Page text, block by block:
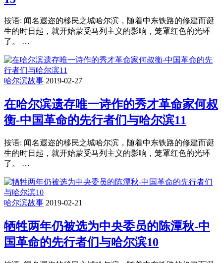
按语: 闻名遐迩的移民之城哈尔滨，随着中东铁路的修建而诞
生的时日起，就开始蒙受马列主义的影响，笼罩红色的光环
了。 …
哈尔滨故事 2019-02-27
在哈尔滨遗存唯一诗作的秀才革命家何叔
衡-中国革命的先行者们与哈尔滨11
按语: 闻名遐迩的移民之城哈尔滨，随着中东铁路的修建而诞
生的时日起，就开始蒙受马列主义的影响，笼罩红色的光环
了。 …
哈尔滨故事 2019-02-21
牺牲两年仍被选为中央委员的陈潭秋-中
国革命的先行者们与哈尔滨10